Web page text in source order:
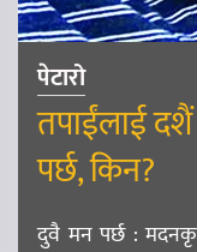
पेटारो
तपाईंलाई
पर्छ, किन?
दुवै मन पर्छ :